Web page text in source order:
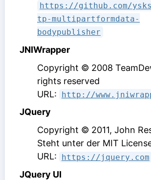
https://github.com/
tp-multipartformdata-
bodypublisher
JNIWrapper
Copyright © 2008
rights reserved
URL:
http://
JQuery
Copyright © 2011, John
Steht unter der MIT
URL:
https://jquery.com
JQuery UI